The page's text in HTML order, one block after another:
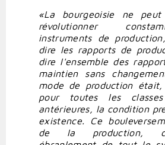
«La bourgeoisie ne
révolutionner
instruments de
dire les rapports de
dire l'ensemble des
maintien sans
mode de production
pour toutes les classes
antérieures, la condition
existence. Ce
de la production,